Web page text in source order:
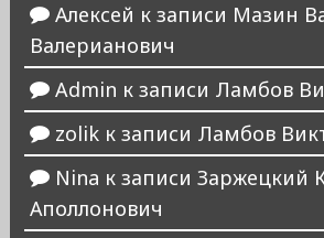
Алексей к записи Мазин
Валерианович
Admin к записи Ламбов
zolikк записи Ламбов
Nina к записи Заржецкий
Аполлонович